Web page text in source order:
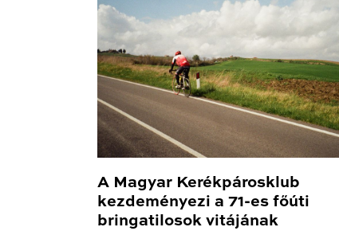
A Magyar Kerékpárosklub
kezdeményezi a 71-es főúti
bringatilosok vitájának